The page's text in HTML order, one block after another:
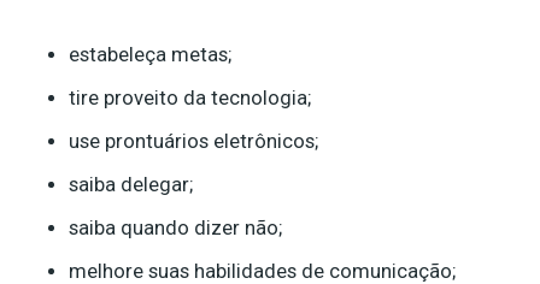
estabeleça metas;
tire proveito da tecnologia;
use prontuários eletrônicos;
saiba delegar;
saiba quando dizer não;
melhore suas habilidades de comunicação;